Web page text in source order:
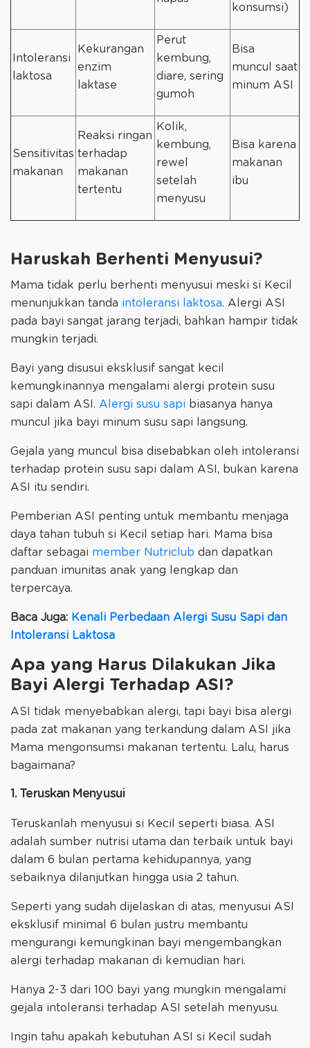
konsumsi)
Intoleransi
laktosa
Kekurangan
enzim
laktase
Perut
kembung,
diare, sering
gumoh
Bisa
muncul saat
minum ASI
Sensitivitas
makanan
Reaksi ringan
terhadap
makanan
tertentu
Kolik,
kembung,
rewel
setelah
menyusu
Bisa karena
makanan
ibu
Haruskah Berhenti Menyusui?
Mama tidak perlu berhenti menyusui meski si Kecil
menunjukkan tanda intoleransi laktosa. Alergi ASI
pada bayi sangat jarang terjadi, bahkan hampir tidak
mungkin terjadi.
Bayi yang disusui eksklusif sangat kecil
kemungkinannya mengalami alergi protein susu
sapi dalam ASI. Alergi susu sapi biasanya hanya
muncul jika bayi minum susu sapi langsung.
Gejala yang muncul bisa disebabkan oleh intoleransi
terhadap protein susu sapi dalam ASI, bukan karena
ASI itu sendiri.
Pemberian ASI penting untuk membantu menjaga
daya tahan tubuh si Kecil setiap hari. Mama bisa
daftar sebagai member Nutriclub dan dapatkan
panduan imunitas anak yang lengkap dan
terpercaya.
Baca Juga: Kenali Perbedaan Alergi Susu Sapi dan
Intoleransi Laktosa
Apa yang Harus Dilakukan Jika
Bayi Alergi Terhadap ASI?
ASI tidak menyebabkan alergi, tapi bayi bisa alergi
pada zat makanan yang terkandung dalam ASI jika
Mama mengonsumsi makanan tertentu. Lalu, harus
bagaimana?
1. Teruskan Menyusui
Teruskanlah menyusui si Kecil seperti biasa. ASI
adalah sumber nutrisi utama dan terbaik untuk bayi
dalam 6 bulan pertama kehidupannya, yang
sebaiknya dilanjutkan hingga usia 2 tahun.
Seperti yang sudah dijelaskan di atas, menyusui ASI
eksklusif minimal 6 bulan justru membantu
mengurangi kemungkinan bayi mengembangkan
alergi terhadap makanan di kemudian hari.
Hanya 2-3 dari 100 bayi yang mungkin mengalami
gejala intoleransi terhadap ASI setelah menyusu.
Ingin tahu apakah kebutuhan ASI si Kecil sudah